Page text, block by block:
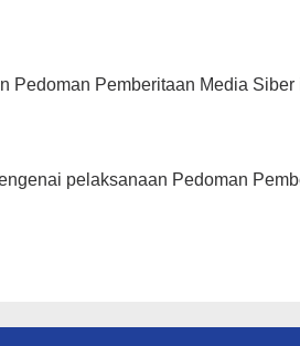
Pedoman Pemberitaan Media
pelaksanaan Pedoman